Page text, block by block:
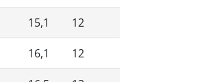
15,1 12
16,1 12